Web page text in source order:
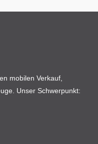
mobilen Verkauf,
Unser Schwerpunkt: